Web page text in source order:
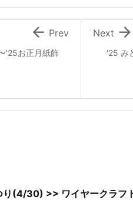
'25 み

Next
'25お正月紙飾
 Prev
り(4/30) >> ワイヤークラフ